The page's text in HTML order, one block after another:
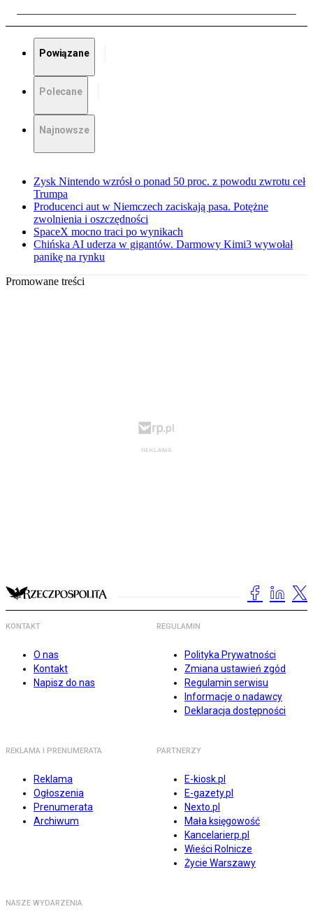
Powiązane
Polecane
Najnowsze
Zysk Nintendo wzrósł o ponad 50 proc. z powodu zwrotu ceł
Trumpa
Producenci aut w Niemczech zaciskają pasa. Potężne
zwolnienia i oszczędności
SpaceX mocno traci po wynikach
Chińska AI uderza w gigantów. Darmowy Kimi3 wywołał
panikę na rynku
Promowane treści
KONTAKT
O nas
Kontakt
Napisz do nas
REGULAMIN
Polityka Prywatności
Zmiana ustawień zgód
Regulamin serwisu
Informacje o nadawcy
Deklaracja dostępności
REKLAMA I PRENUMERATA
Reklama
Ogłoszenia
Prenumerata
Archiwum
PARTNERZY
E-kiosk.pl
E-gazety.pl
Nexto.pl
Mała księgowość
Kancelarierp.pl
Wieści Rolnicze
Życie Warszawy
NASZE WYDARZENIA